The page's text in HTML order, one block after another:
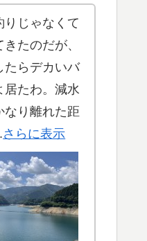
りじゃなくて
たのだが、
たらデカいバ
居たわ。減水
なり離れた距
さらに表示